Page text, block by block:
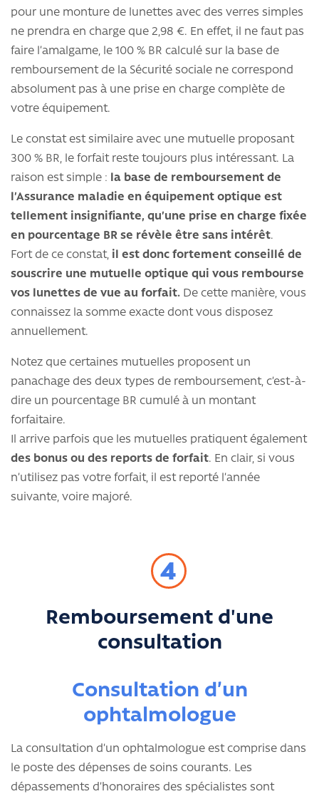
pour une monture de lunettes avec des verres simples
ne prendra en charge que 2,98 €. En effet, il ne faut pas
faire l’amalgame, le 100 % BR calculé sur la base de
remboursement de la Sécurité sociale ne correspond
absolument pas à une prise en charge complète de
votre équipement.
Le constat est similaire avec une mutuelle proposant
300 % BR, le forfait reste toujours plus intéressant. La
raison est simple :
la base de remboursement de
l’Assurance maladie en équipement optique est
tellement insignifiante, qu’une prise en charge fixée
en pourcentage BR se révèle être sans intérêt.
Fort de ce constat, il est donc fortement conseillé de
souscrire une mutuelle optique qui vous rembourse
vos lunettes de vue au forfait. De cette manière, vous
connaissez la somme exacte dont vous disposez
annuellement.
Notez que certaines mutuelles proposent un
panachage des deux types de remboursement, c’est-à-
dire un pourcentage BR cumulé à un montant
forfaitaire.
Il arrive parfois que les mutuelles pratiquent également
des bonus ou des reports de forfait. En clair, si vous
n’utilisez pas votre forfait, il est reporté l’année
suivante, voire majoré.
4
Remboursement d'une
consultation
Consultation d’un
ophtalmologue
La consultation d’un ophtalmologue est comprise dans
le poste des dépenses de soins courants. Les
dépassements d’honoraires des spécialistes sont